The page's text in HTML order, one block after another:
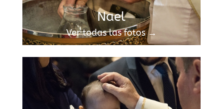
Nael
Ver todas las fotos →